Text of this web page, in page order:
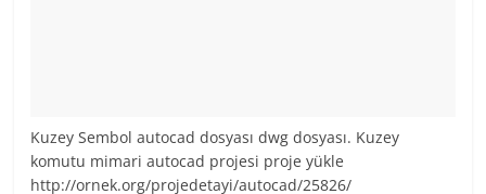
Kuzey Sembol autocad dosyası dwg dosyası. Kuzey
komutu mimari autocad projesi proje yükle
http://ornek.org/projedetayi/autocad/25826/